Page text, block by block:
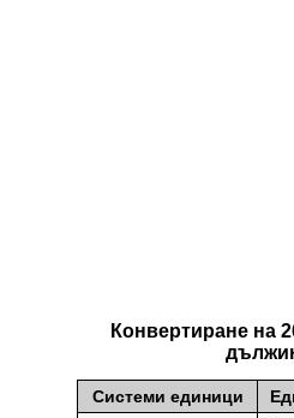
Конвертиране на
Системи единици